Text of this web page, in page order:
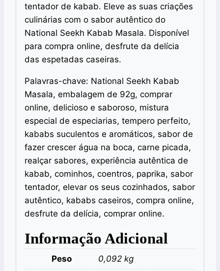
tentador de kabab. Eleve as suas criações
culinárias com o sabor autêntico do
National Seekh Kabab Masala. Disponível
para compra online, desfrute da delícia
das espetadas caseiras.
Palavras-chave: National Seekh Kabab
Masala, embalagem de 92g, comprar
online, delicioso e saboroso, mistura
especial de especiarias, tempero perfeito,
kababs suculentos e aromáticos, sabor de
fazer crescer água na boca, carne picada,
realçar sabores, experiência autêntica de
kabab, cominhos, coentros, paprika, sabor
tentador, elevar os seus cozinhados, sabor
autêntico, kababs caseiros, compra online,
desfrute da delícia, comprar online.
Informação Adicional
Peso 0,092 kg